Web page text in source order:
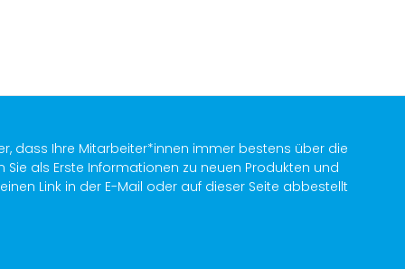
dass Ihre Mitarbeiter*innen immer bestens über die
als Erste Informationen zu neuen Produkten und
Link in der E-Mail oder auf dieser Seite abbestellt